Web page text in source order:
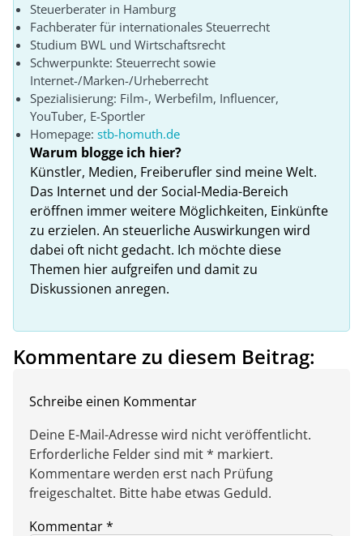
Steuerberater in Hamburg
Fachberater für internationales Steuerrecht
Studium BWL und Wirtschaftsrecht
Schwerpunkte: Steuerrecht sowie
Internet-/Marken-/Urheberrecht
Spezialisierung: Film-, Werbefilm, Influencer,
YouTuber, E-Sportler
Homepage: stb-homuth.de
Warum blogge ich hier?
Künstler, Medien, Freiberufler sind meine Welt.
Das Internet und der Social-Media-Bereich
eröffnen immer weitere Möglichkeiten, Einkünfte
zu erzielen. An steuerliche Auswirkungen wird
dabei oft nicht gedacht. Ich möchte diese
Themen hier aufgreifen und damit zu
Diskussionen anregen.
Kommentare zu diesem Beitrag:
Schreibe einen Kommentar
Deine E-Mail-Adresse wird nicht veröffentlicht.
Erforderliche Felder sind mit * markiert.
Kommentare werden erst nach Prüfung
freigeschaltet. Bitte habe etwas Geduld.
Kommentar*